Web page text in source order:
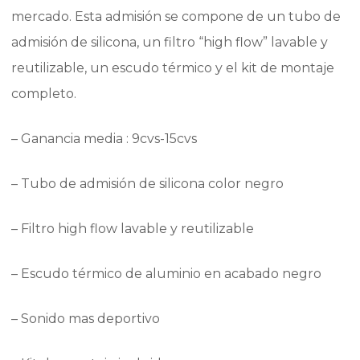
mercado. Esta admisión se compone de un tubo de
admisión de silicona, un filtro “high flow” lavable y
reutilizable, un escudo térmico y el kit de montaje
completo.
– Ganancia media : 9cvs-15cvs
– Tubo de admisión de silicona color negro
– Filtro high flow lavable y reutilizable
– Escudo térmico de aluminio en acabado negro
– Sonido mas deportivo